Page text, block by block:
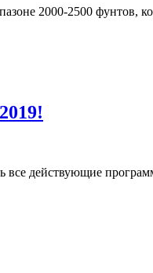
2000-2500
действующие